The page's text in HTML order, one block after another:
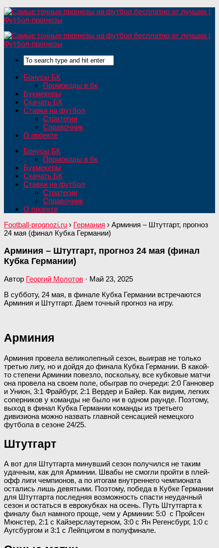
Бонусы БК
Промокоды в бк
Букмекеры
Скачать БК
Ставки на футбол
Стратегии
Справочник
О проекте
Бонусы БК
Промокоды в бк
Букмекеры
Скачать БК
Ставки на футбол
Стратегии
Справочник
О проекте
Football-prognozi.ru › Германия › Арминия – Штутгарт, прогноз
24 мая (финал Кубка Германии)
Арминия – Штутгарт, прогноз 24 мая (финал
Кубка Германии)
Автор Георгий Молотов · Май 23, 2025
В субботу, 24 мая, в финале Кубка Германии встречаются
Арминия и Штутгарт. Даем точный прогноз на игру.
Арминия
Арминия провела великолепный сезон, выиграв не только
третью лигу, но и дойдя до финала Кубка Германии. В какой-
то степени Арминии повезло, поскольку, все кубковые матчи
она провела на своем поле, обыграв по очереди: 2:0 Ганновер
и Унион, 3:1 Фрайбург, 2:1 Вердер и Байер. Как видим, легких
соперников у команды не было ни в одном раунде. Поэтому,
выход в финал Кубка Германии команды из третьего
дивизиона можно назвать главной сенсацией немецкого
футбола в сезоне 24/25.
Штутгарт
А вот для Штутгарта минувший сезон получился не таким
удачным, как для Арминии. Швабы не смогли пройти в плей-
офф лиги чемпионов, а по итогам внутреннего чемпионата
остались лишь девятыми. Поэтому, победа в Кубке Германии
для Штутгарта последняя возможность спасти неудачный
сезон и остаться в еврокубках на осень. Путь Штутгарта к
финалу был намного проще, чем у Арминии: 5:0 с Пройсен
Мюнстер, 2:1 с Кайзерслаутерном, 3:0 с Ян Регенсбург, 1:0 с
Аугсбургом и 3:1 с Лейпцигом в полуфинале.